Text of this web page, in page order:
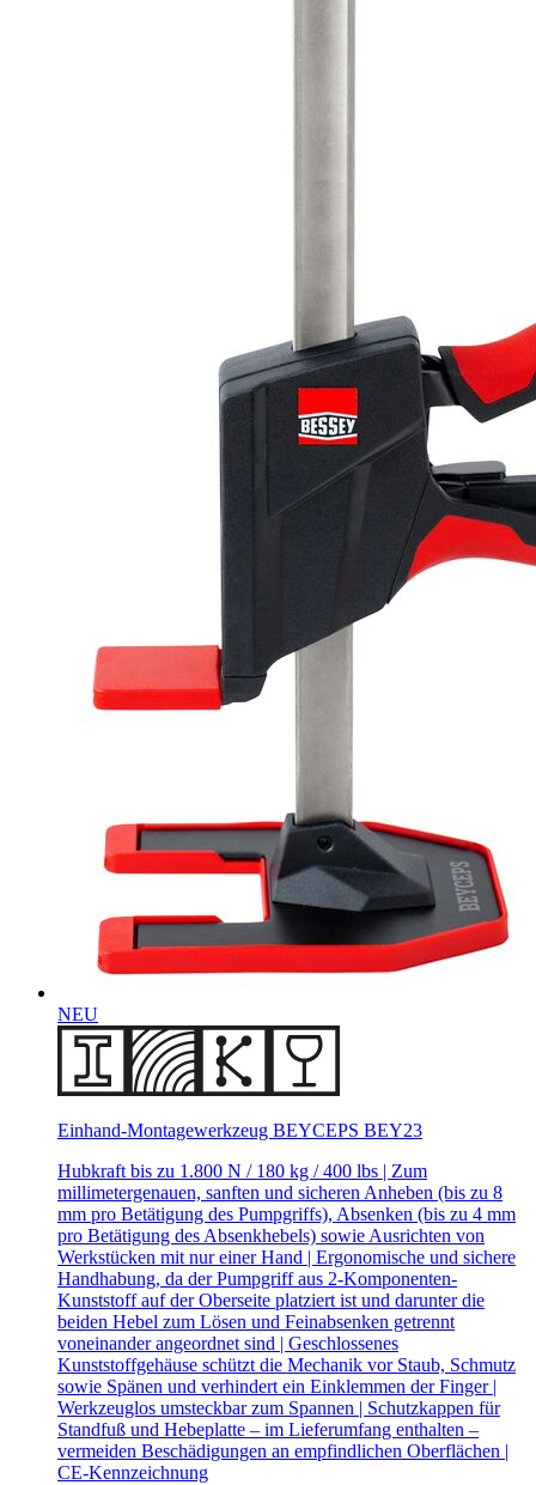
NEU
Einhand-Montagewerkzeug BEYCEPS BEY23
Hubkraft bis zu 1.800 N / 180 kg / 400 lbs | Zum
millimetergenauen, sanften und sicheren Anheben (bis zu 8
mm pro Betätigung des Pumpgriffs), Absenken (bis zu 4 mm
pro Betätigung des Absenkhebels) sowie Ausrichten von
Werkstücken mit nur einer Hand | Ergonomische und sichere
Handhabung, da der Pumpgriff aus 2-Komponenten-
Kunststoff auf der Oberseite platziert ist und darunter die
beiden Hebel zum Lösen und Feinabsenken getrennt
voneinander angeordnet sind | Geschlossenes
Kunststoffgehäuse schützt die Mechanik vor Staub, Schmutz
sowie Spänen und verhindert ein Einklemmen der Finger |
Werkzeuglos umsteckbar zum Spannen | Schutzkappen für
Standfuß und Hebeplatte – im Lieferumfang enthalten –
vermeiden Beschädigungen an empfindlichen Oberflächen |
CE-Kennzeichnung